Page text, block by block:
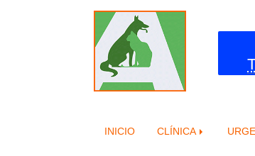
INICIO CLÍNICA